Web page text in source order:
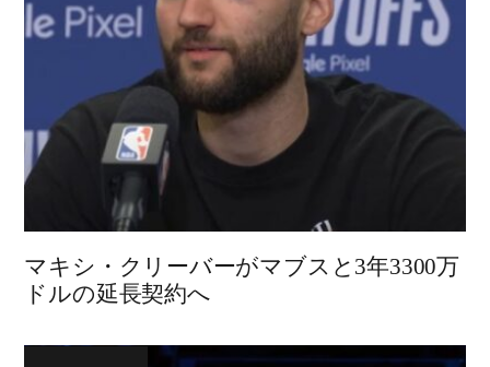
マキシ・クリーバーがマブスと3年3300万
ドルの延長契約へ